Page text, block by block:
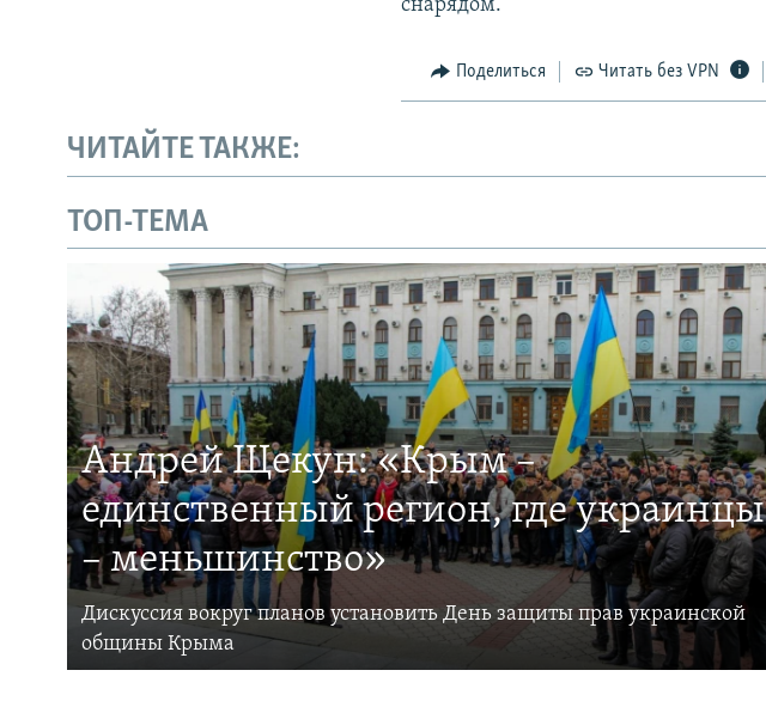
снарядом.
Поделиться Читать без VPN
ЧИТАЙТЕ ТАКЖЕ:
ТОП-ТЕМА
Андрей Щекун: «Крым –
единственный регион, где украинцы
– меньшинство»
Дискуссия вокруг планов установить День защиты прав украинской
общины Крыма